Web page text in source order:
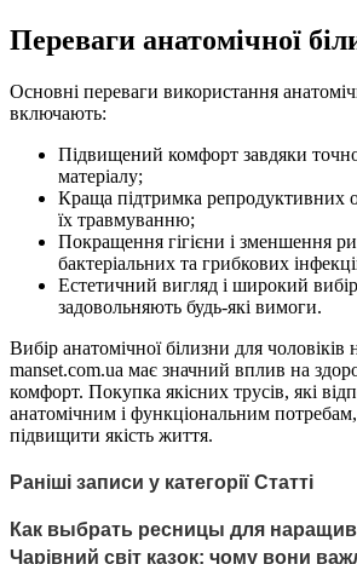
Переваги анатомічної
Основні переваги використання
включають:
Підвищений комфорт завдяки
матеріалу;
Краща підтримка репродуктивних
їх травмуванню;
Покращення гігієни і зменшення
бактеріальних та грибкових
Естетичний вигляд і широкий вибір
задовольняють будь-які вимоги.
Вибір анатомічної білизни для чоловіків
manset.com.ua має значний вплив на
комфорт. Покупка якісних трусів, які
анатомічним і функціональним
підвищити якість життя.
Раніші записи у категорії Статті
Как выбрать ресницы для
Чарівний світ казок: чому вони